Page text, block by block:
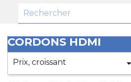
CORDONS HDMI
Prix, croissant 